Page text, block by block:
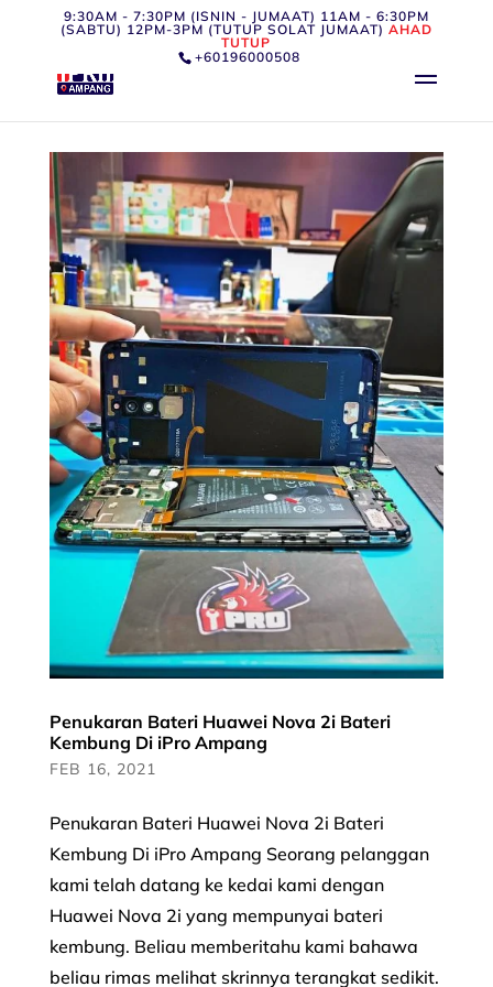
9:30AM - 7:30PM (ISNIN - JUMAAT) 11AM - 6:30PM
(SABTU) 12PM-3PM (TUTUP SOLAT JUMAAT) AHAD
TUTUP
+60196000508
Penukaran Bateri Huawei Nova 2i Bateri
Kembung Di iPro Ampang
FEB 16, 2021
Penukaran Bateri Huawei Nova 2i Bateri
Kembung Di iPro Ampang Seorang pelanggan
kami telah datang ke kedai kami dengan
Huawei Nova 2i yang mempunyai bateri
kembung. Beliau memberitahu kami bahawa
beliau rimas melihat skrinnya terangkat sedikit.